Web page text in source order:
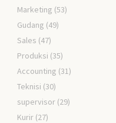
Marketing (53)
Gudang (49)
Sales (47)
Produksi (35)
Accounting (31)
Teknisi (30)
supervisor (29)
Kurir (27)